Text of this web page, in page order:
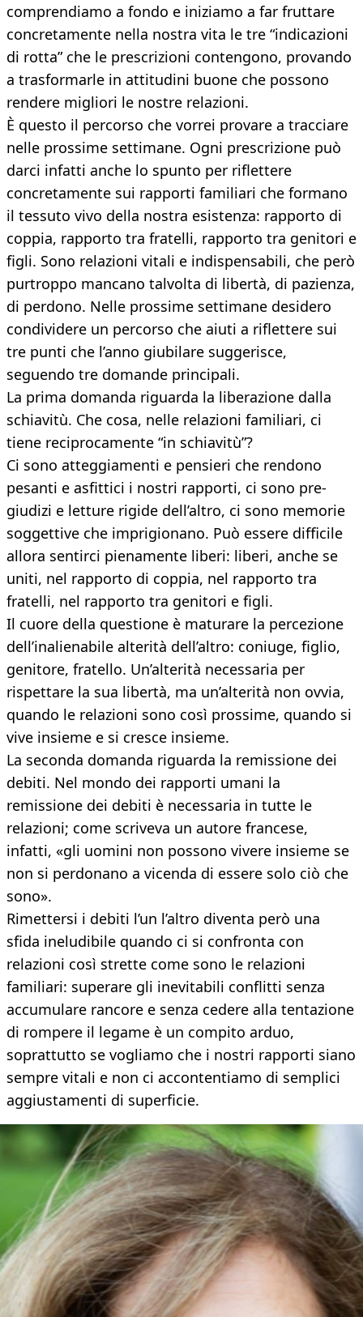
comprendiamo a fondo e iniziamo a far fruttare
concretamente nella nostra vita le tre “indicazioni
di rotta” che le prescrizioni contengono, provando
a trasformarle in attitudini buone che possono
rendere migliori le nostre relazioni.
È questo il percorso che vorrei provare a tracciare
nelle prossime settimane. Ogni prescrizione può
darci infatti anche lo spunto per riflettere
concretamente sui rapporti familiari che formano
il tessuto vivo della nostra esistenza: rapporto di
coppia, rapporto tra fratelli, rapporto tra genitori e
figli. Sono relazioni vitali e indispensabili, che però
purtroppo mancano talvolta di libertà, di pazienza,
di perdono. Nelle prossime settimane desidero
condividere un percorso che aiuti a riflettere sui
tre punti che l’anno giubilare suggerisce,
seguendo tre domande principali.
La prima domanda riguarda la liberazione dalla
schiavitù. Che cosa, nelle relazioni familiari, ci
tiene reciprocamente “in schiavitù”?
Ci sono atteggiamenti e pensieri che rendono
pesanti e asfittici i nostri rapporti, ci sono pre-
giudizi e letture rigide dell’altro, ci sono memorie
soggettive che imprigionano. Può essere difficile
allora sentirci pienamente liberi: liberi, anche se
uniti, nel rapporto di coppia, nel rapporto tra
fratelli, nel rapporto tra genitori e figli.
Il cuore della questione è maturare la percezione
dell’inalienabile alterità dell’altro: coniuge, figlio,
genitore, fratello. Un’alterità necessaria per
rispettare la sua libertà, ma un’alterità non ovvia,
quando le relazioni sono così prossime, quando si
vive insieme e si cresce insieme.
La seconda domanda riguarda la remissione dei
debiti. Nel mondo dei rapporti umani la
remissione dei debiti è necessaria in tutte le
relazioni; come scriveva un autore francese,
infatti, «gli uomini non possono vivere insieme se
non si perdonano a vicenda di essere solo ciò che
sono».
Rimettersi i debiti l’un l’altro diventa però una
sfida ineludibile quando ci si confronta con
relazioni così strette come sono le relazioni
familiari: superare gli inevitabili conflitti senza
accumulare rancore e senza cedere alla tentazione
di rompere il legame è un compito arduo,
soprattutto se vogliamo che i nostri rapporti siano
sempre vitali e non ci accontentiamo di semplici
aggiustamenti di superficie.